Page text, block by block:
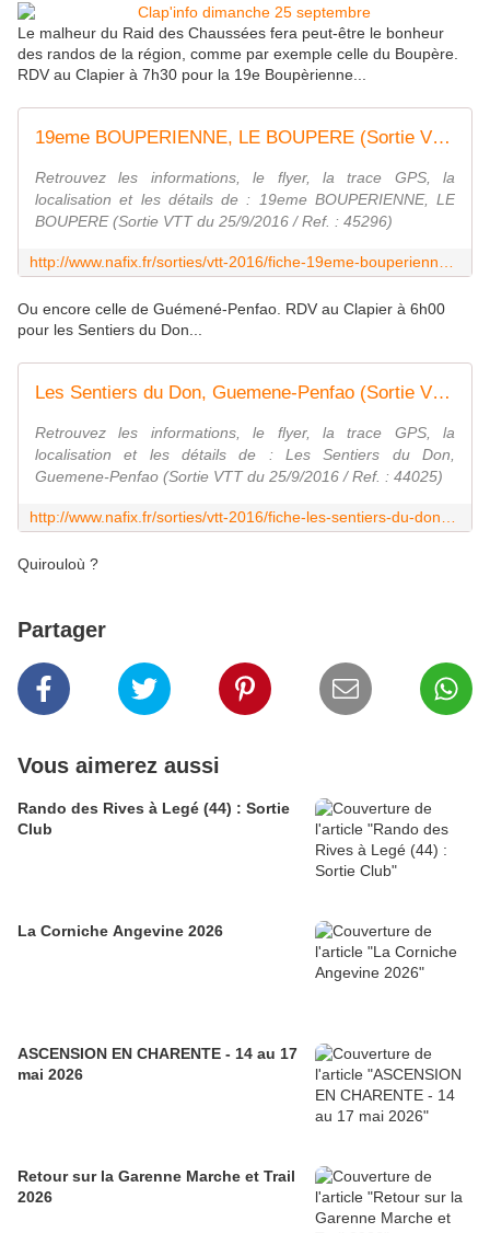
Le malheur du Raid des Chaussées fera peut-être le bonheur
des randos de la région, comme par exemple celle du Boupère.
RDV au Clapier à 7h30 pour la 19e Boupèrienne...
19eme BOUPERIENNE, LE BOUPERE (Sortie VTT du 25/9/2016 / Ref. : 45296)
Retrouvez les informations, le flyer, la trace GPS, la
localisation et les détails de : 19eme BOUPERIENNE, LE
BOUPERE (Sortie VTT du 25/9/2016 / Ref. : 45296)
Ou encore celle de Guémené-Penfao. RDV au Clapier à 6h00
pour les Sentiers du Don...
Les Sentiers du Don, Guemene-Penfao (Sortie VTT du 25/9/2016 / Ref. : 44025)
Retrouvez les informations, le flyer, la trace GPS, la
localisation et les détails de : Les Sentiers du Don,
Guemene-Penfao (Sortie VTT du 25/9/2016 / Ref. : 44025)
Quirouloù ?
Partager
Vous aimerez aussi
Rando des Rives à Legé (44) : Sortie
Club
La Corniche Angevine 2026
ASCENSION EN CHARENTE - 14 au 17
mai 2026
Retour sur la Garenne Marche et Trail
2026